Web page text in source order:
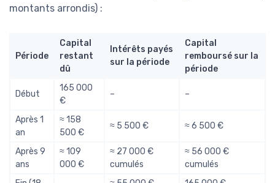
montants arrondis) :
Période
Capital
restant
dû
Intérêts payés
sur la période
Capital
remboursé sur la
période
Début
165 000
€
– –
Après 1
an
≈ 158
500 €
≈ 5 500 € ≈ 6 500 €
Après 9
ans
≈ 109
000 €
≈ 27 000 €
cumulés
≈ 56 000 €
cumulés